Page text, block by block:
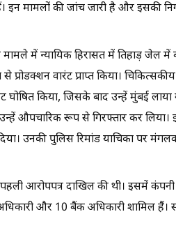
इन मामलों की जांच जारी है और इसकी
में न्यायिक हिरासत में तिहाड़ जेल
वारंट प्राप्त किया।
घोषित किया, जिसके बाद उन्हें मुंबई
औपचारिक रूप से गिरफ्तार कर लिया।
उनकी पुलिस रिमांड याचिका पर
आरोपपत्र दाखिल की थी। इसमें
और 10 बैंक अधिकारी शामिल हैं।